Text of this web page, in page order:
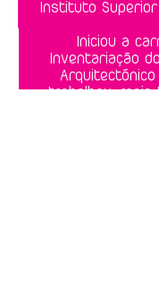
Instituto Superior
Iniciou a
Inventariação
Arquitectónico
trabalhou, mais